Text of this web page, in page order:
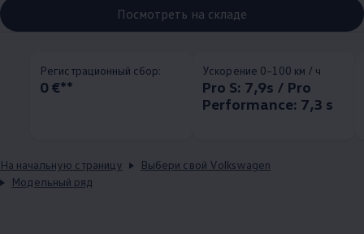
Посмотреть на складе
Pегистрационный сбор:
0 €**
Ускорение 0–100 км / ч
Pro S: 7,9s / Pro
Performance: 7,3 s
На начальную страницу
Выбери свой Volkswagen
Модельный ряд